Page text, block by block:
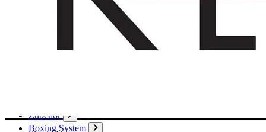
Zubehör
Boxing System